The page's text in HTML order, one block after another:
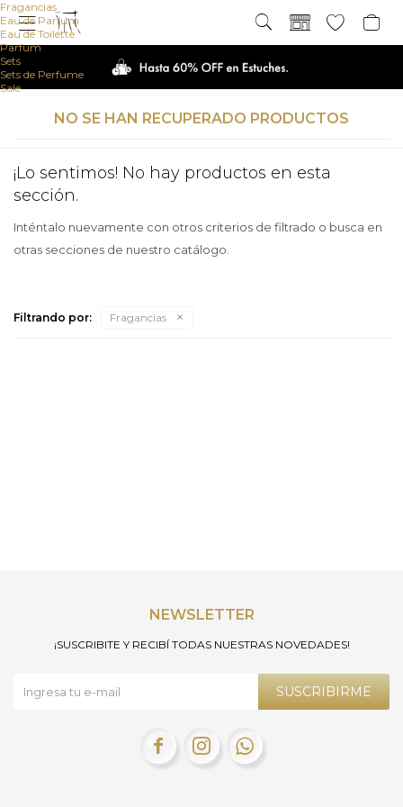

NO SE HAN RECUPERADO PRODUCTOS
¡Lo sentimos! No hay productos en esta
sección.
Inténtalo nuevamente con otros criterios de filtrado o busca en
otras secciones de nuestro catálogo.
Filtrando por: Fragancias
Fragancias
Eau de Parfum
Eau de Toilette
Parfum
Sets
Sets de Perfume
Sale
NEWSLETTER
¡SUSCRIBITE Y RECIBÍ TODAS NUESTRAS NOVEDADES!
SUSCRIBIRME
  